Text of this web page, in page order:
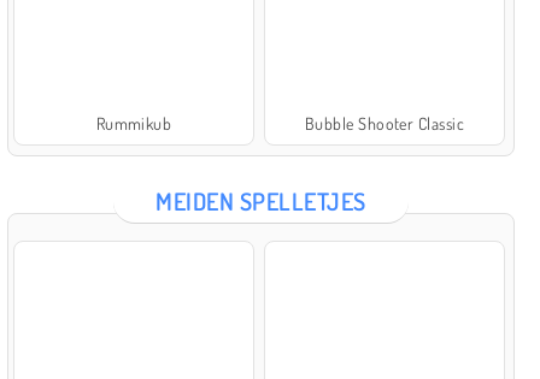
Rummikub Bubble Shooter Classic
MEIDEN SPELLETJES